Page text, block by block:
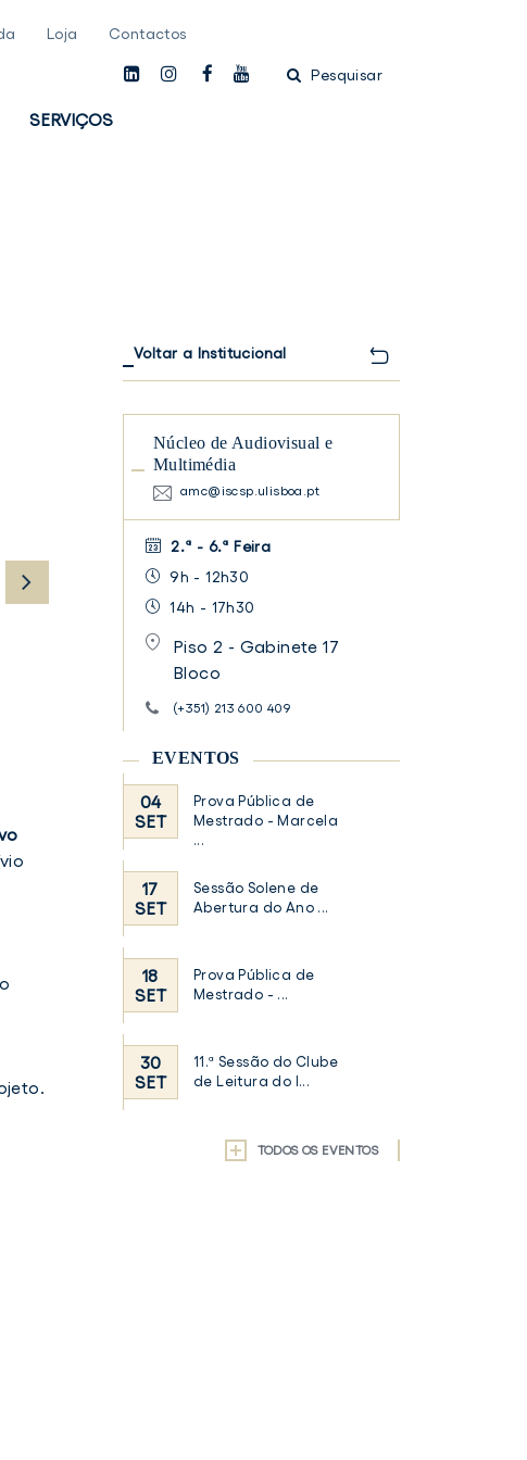
Loja Contactos
linkedininstagamfacebook
youtubePesquisar
SERVIÇOS
apresentacao_1edicao_curso_intensivo_marpe_diplo_talk_iscsp-
, o
Voltar a Institucional
Núcleo de Audiovisual e
Multimédia
amc@iscsp.ulisboa.pt
2.ª - 6.ª Feira
9h - 12h30
14h - 17h30
Piso 2 - Gabinete 17
Bloco
(+351) 213 600 409
EVENTOS
04
SET
Prova Pública de
Mestrado - Marcela
...
17
SET
Sessão Solene de
Abertura do Ano ...
18
SET
Prova Pública de
Mestrado - ...
30
SET
11.ª Sessão do Clube
de Leitura do I...
TODOS OS EVENTOS